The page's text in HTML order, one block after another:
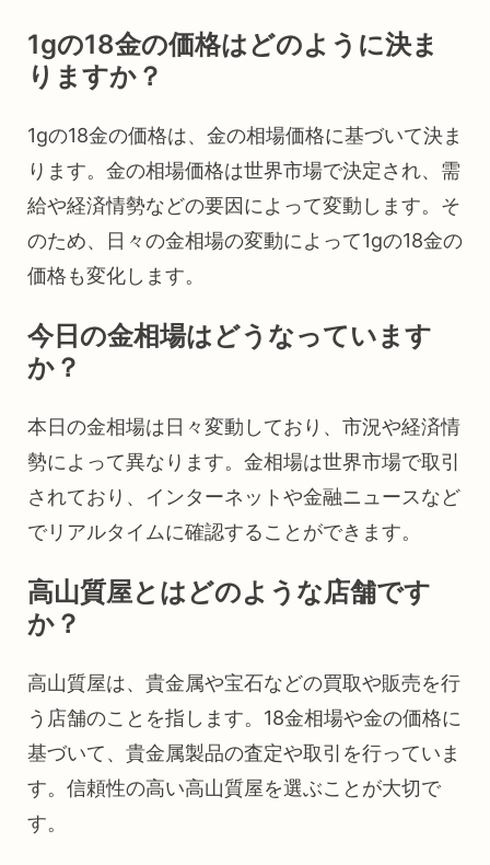
1gの18金の価格はどのように決ま
りますか？
1gの18金の価格は、金の相場価格に基づいて決ま
ります。金の相場価格は世界市場で決定され、需
給や経済情勢などの要因によって変動します。そ
のため、日々の金相場の変動によって1gの18金の
価格も変化します。
今日の金相場はどうなっています
か？
本日の金相場は日々変動しており、市況や経済情
勢によって異なります。金相場は世界市場で取引
されており、インターネットや金融ニュースなど
でリアルタイムに確認することができます。
高山質屋とはどのような店舗です
か？
高山質屋は、貴金属や宝石などの買取や販売を行
う店舗のことを指します。18金相場や金の価格に
基づいて、貴金属製品の査定や取引を行っていま
す。信頼性の高い高山質屋を選ぶことが大切で
す。